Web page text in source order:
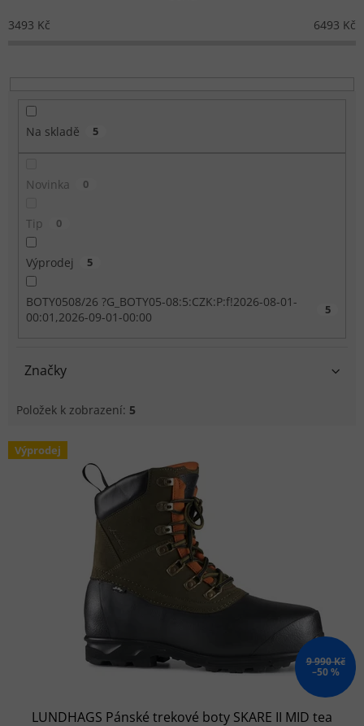
3493 Kč 6493 Kč
Na skladě 5
Novinka 0
Tip 0
Výprodej 5
BOTY0508/26 ?G_BOTY05-08:5:CZK:P:f!2026-08-01-
00:01,2026-09-01-00:00
5
Značky
Položek k zobrazení: 5
Výpis produktů
Výprodej
9 990 Kč
–50 %
LUNDHAGS Pánské trekové boty SKARE II MID tea